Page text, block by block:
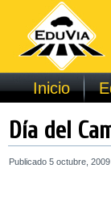
Inicio
Día del
Publicado 5 octubre, 2009